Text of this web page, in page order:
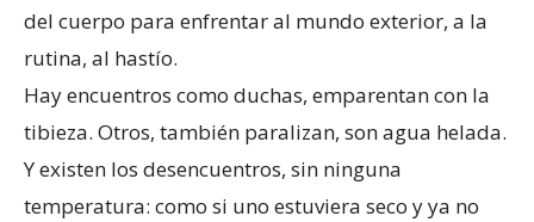
del cuerpo para enfrentar al mundo exterior, a la
rutina, al hastío.
Hay encuentros como duchas, emparentan con la
tibieza. Otros, también paralizan, son agua helada.
Y existen los desencuentros, sin ninguna
temperatura: como si uno estuviera seco y ya no